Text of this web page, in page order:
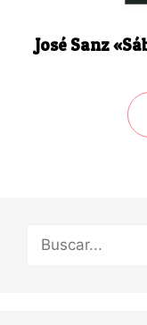
José Sanz